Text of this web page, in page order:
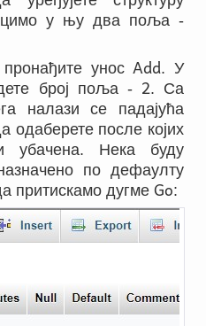
у њу два поља -
уносAdd. У
број поља - 2. Са
налази се падајућа
одаберете после којих
Нека буду
по дефаулту
притискамо дугме Go: